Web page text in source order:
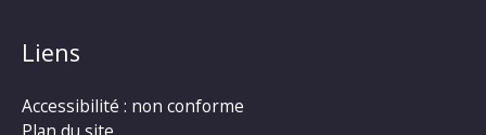
Liens
Accessibilité : non conforme